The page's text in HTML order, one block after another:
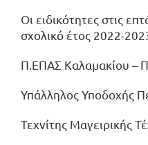
Οι ειδικότητες στις
σχολικό έτος 2022-
Π.ΕΠΑΣ Καλαμακίου –
Υπάλληλος Υποδοχής
Τεχνίτης Μαγειρικής